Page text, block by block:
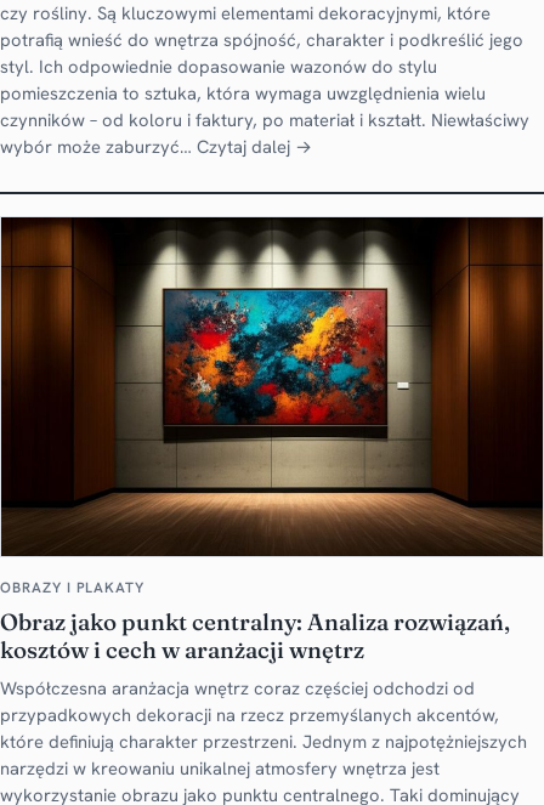
czy rośliny. Są kluczowymi elementami dekoracyjnymi, które
potrafią wnieść do wnętrza spójność, charakter i podkreślić jego
styl. Ich odpowiednie dopasowanie wazonów do stylu
pomieszczenia to sztuka, która wymaga uwzględnienia wielu
czynników – od koloru i faktury, po materiał i kształt. Niewłaściwy
wybór może zaburzyć… Czytaj dalej →
OBRAZY I PLAKATY
Obraz jako punkt centralny: Analiza rozwiązań,
kosztów i cech w aranżacji wnętrz
Współczesna aranżacja wnętrz coraz częściej odchodzi od
przypadkowych dekoracji na rzecz przemyślanych akcentów,
które definiują charakter przestrzeni. Jednym z najpotężniejszych
narzędzi w kreowaniu unikalnej atmosfery wnętrza jest
wykorzystanie obrazu jako punktu centralnego. Taki dominujący